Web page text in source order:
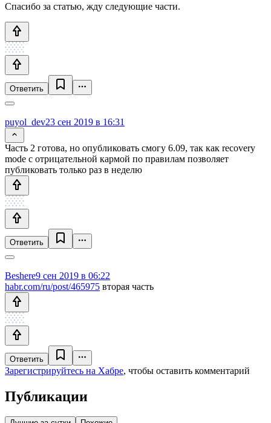
Спасибо за статью, жду следующие части.
Ответить
puyol_dev23 сен 2019 в 16:31
Часть 2 готова, но опубликовать смогу 6.09, так как recovery
mode с отрицательной кармой по правилам позволяет
публиковать только раз в неделю
Ответить
Beshere9 сен 2019 в 06:22
habr.com/ru/post/465975 вторая часть
Ответить
Зарегистрируйтесь на Хабре, чтобы оставить комментарий
Публикации